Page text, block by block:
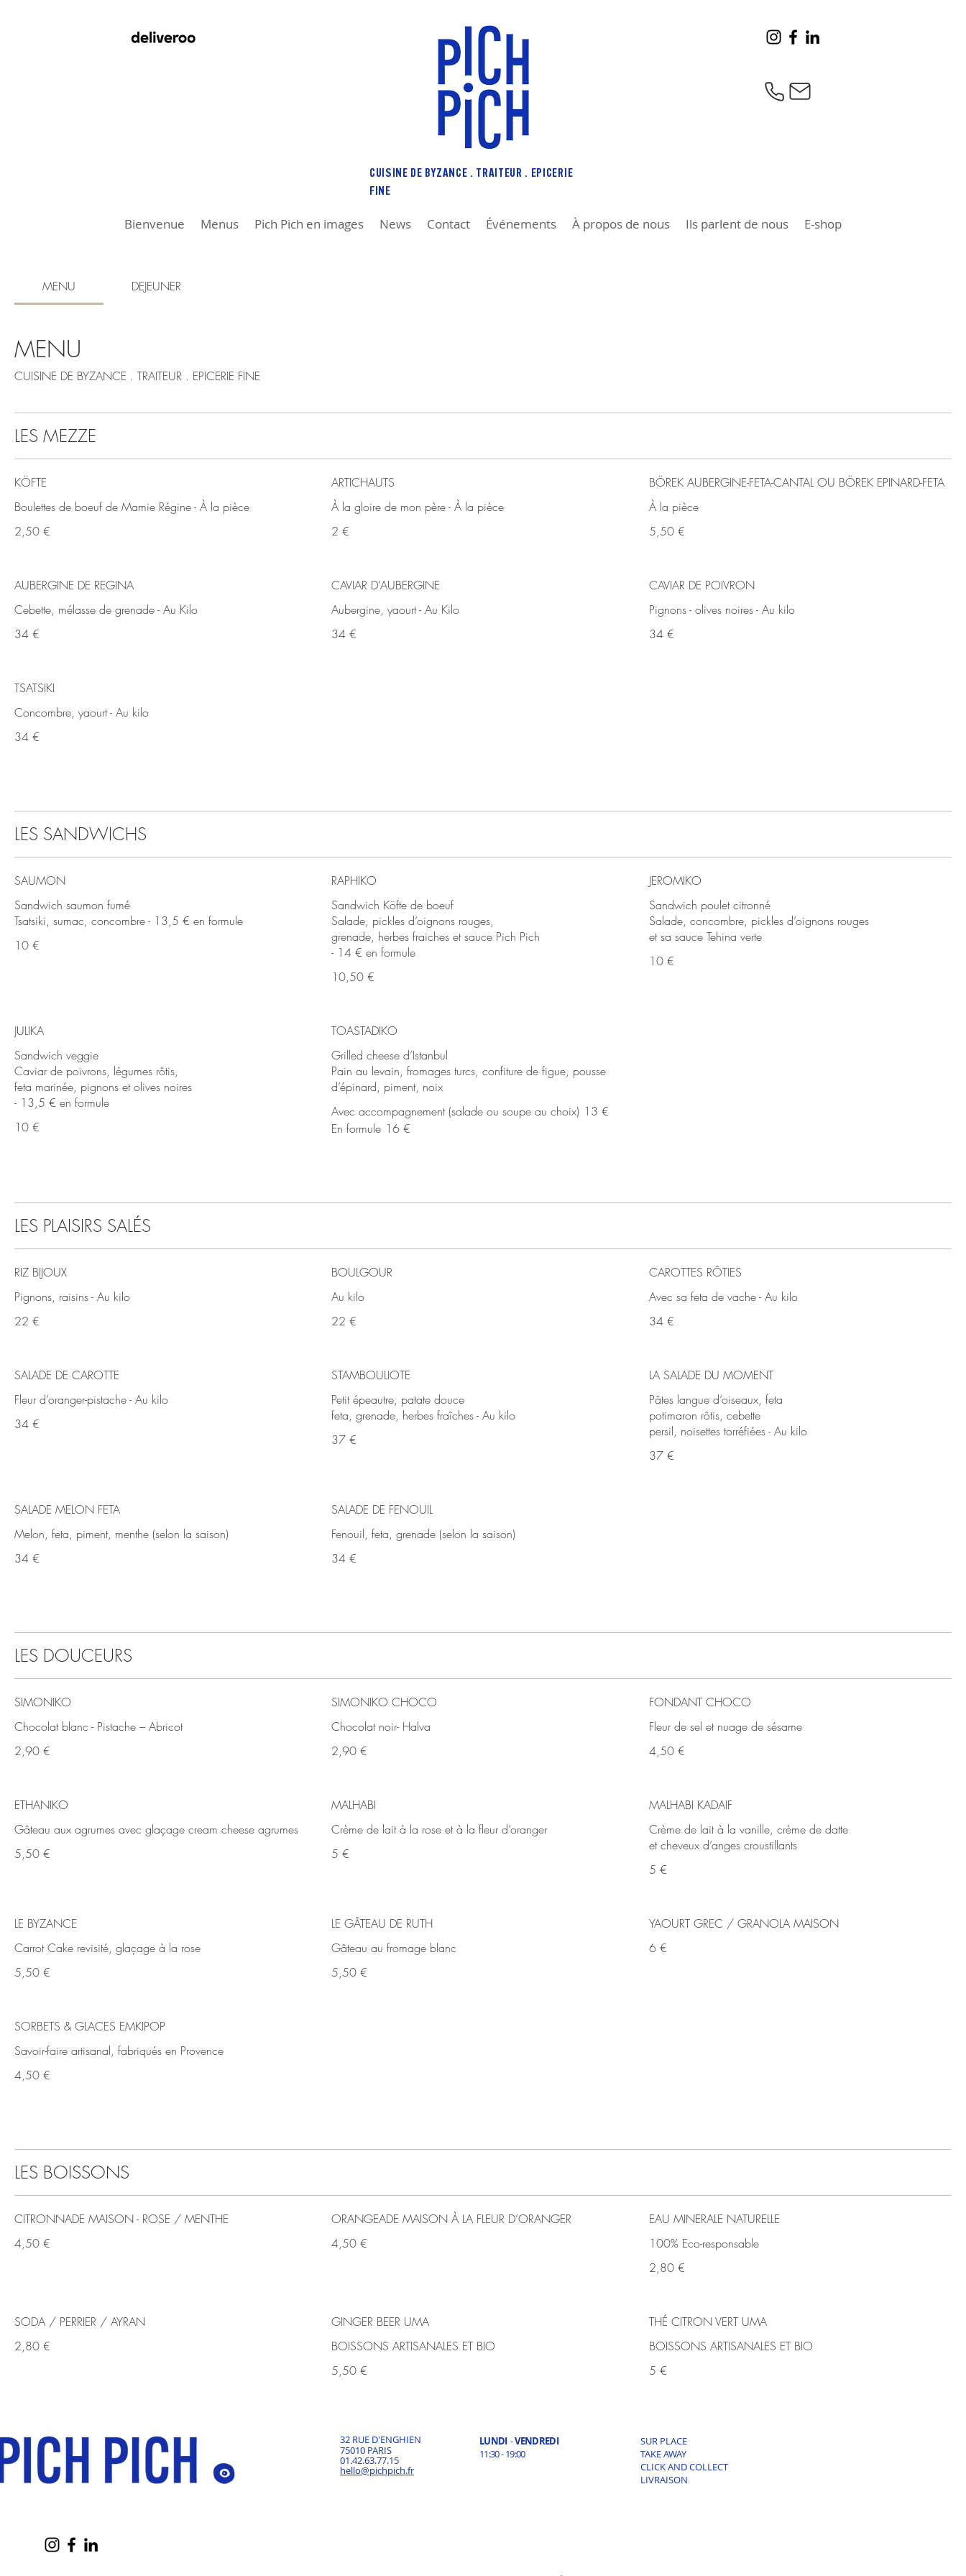
CUISINE DE BYZANCE . TRAITEUR . EPICERIE
FINE
MENU DEJEUNER
MENU
CUISINE DE BYZANCE . TRAITEUR . EPICERIE FINE
LES MEZZE
KÖFTE
Boulettes de boeuf de Mamie Régine - À la pièce
2,50 €
ARTICHAUTS
À la gloire de mon père - À la pièce
2 €
BÖREK AUBERGINE-FETA-CANTAL OU BÖREK EPINARD-FETA
À la pièce
5,50 €
AUBERGINE DE REGINA
Cebette, mélasse de grenade - Au Kilo
34 €
CAVIAR D’AUBERGINE
Aubergine, yaourt - Au Kilo
34 €
CAVIAR DE POIVRON
Pignons - olives noires - Au kilo
34 €
TSATSIKI
Concombre, yaourt - Au kilo
34 €
LES SANDWICHS
SAUMON
Sandwich saumon fumé
Tsatsiki, sumac, concombre - 13,5 € en formule
10 €
RAPHIKO
Sandwich Köfte de boeuf
Salade, pickles d’oignons rouges,
grenade, herbes fraiches et sauce Pich Pich
- 14 € en formule
10,50 €
JEROMIKO
Sandwich poulet citronné
Salade, concombre, pickles d’oignons rouges
et sa sauce Tehina verte
10 €
JULIKA
Sandwich veggie
Caviar de poivrons, légumes rôtis,
feta marinée, pignons et olives noires
- 13,5 € en formule
10 €
TOASTADIKO
Grilled cheese d’Istanbul
Pain au levain, fromages turcs, confiture de figue, pousse
d’épinard, piment, noix
Avec accompagnement (salade ou soupe au choix) 13 €
En formule 16 €
LES PLAISIRS SALÉS
RIZ BIJOUX
Pignons, raisins - Au kilo
22 €
BOULGOUR
Au kilo
22 €
CAROTTES RÔTIES
Avec sa feta de vache - Au kilo
34 €
SALADE DE CAROTTE
Fleur d’oranger-pistache - Au kilo
34 €
STAMBOULIOTE
Petit épeautre, patate douce
feta, grenade, herbes fraîches - Au kilo
37 €
LA SALADE DU MOMENT
Pâtes langue d’oiseaux, feta
potimaron rôtis, cebette
persil, noisettes torréfiées - Au kilo
37 €
SALADE MELON FETA
Melon, feta, piment, menthe (selon la saison)
34 €
SALADE DE FENOUIL
Fenouil, feta, grenade (selon la saison)
34 €
LES DOUCEURS
SIMONIKO
Chocolat blanc - Pistache – Abricot
2,90 €
SIMONIKO CHOCO
Chocolat noir- Halva
2,90 €
FONDANT CHOCO
Fleur de sel et nuage de sésame
4,50 €
ETHANIKO
Gâteau aux agrumes avec glaçage cream cheese agrumes
5,50 €
MALHABI
Crème de lait à la rose et à la fleur d’oranger
5 €
MALHABI KADAIF
Crème de lait à la vanille, crème de datte
et cheveux d’anges croustillants
5 €
LE BYZANCE
Carrot Cake revisité, glaçage à la rose
5,50 €
LE GÂTEAU DE RUTH
Gâteau au fromage blanc
5,50 €
YAOURT GREC / GRANOLA MAISON
6 €
SORBETS & GLACES EMKIPOP
Savoir-faire artisanal, fabriqués en Provence
4,50 €
LES BOISSONS
CITRONNADE MAISON - ROSE / MENTHE
4,50 €
ORANGEADE MAISON À LA FLEUR D’ORANGER
4,50 €
EAU MINERALE NATURELLE
100% Eco-responsable
2,80 €
SODA / PERRIER / AYRAN
2,80 €
GINGER BEER UMA
BOISSONS ARTISANALES ET BIO
5,50 €
THÉ CITRON VERT UMA
BOISSONS ARTISANALES ET BIO
5 €
Bienvenue Menus Pich Pich en images News Contact Événements À propos de nous Ils parlent de nous E-shop
32 RUE D'ENGHIEN
75010 PARIS
01.42.63.77.15
hello@pichpich.fr
LUNDI-VENDREDI
11:30 - 19:00
SUR PLACE
TAKE AWAY
CLICK AND COLLECT
LIVRAISON